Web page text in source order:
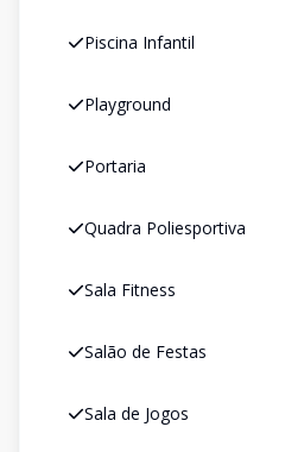
Piscina Infantil
Playground
Portaria
Quadra Poliesportiva
Sala Fitness
Salão de Festas
Sala de Jogos